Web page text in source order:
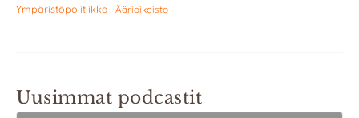
Ympäristöpolitiikka Äärioikeisto
Uusimmat podcastit